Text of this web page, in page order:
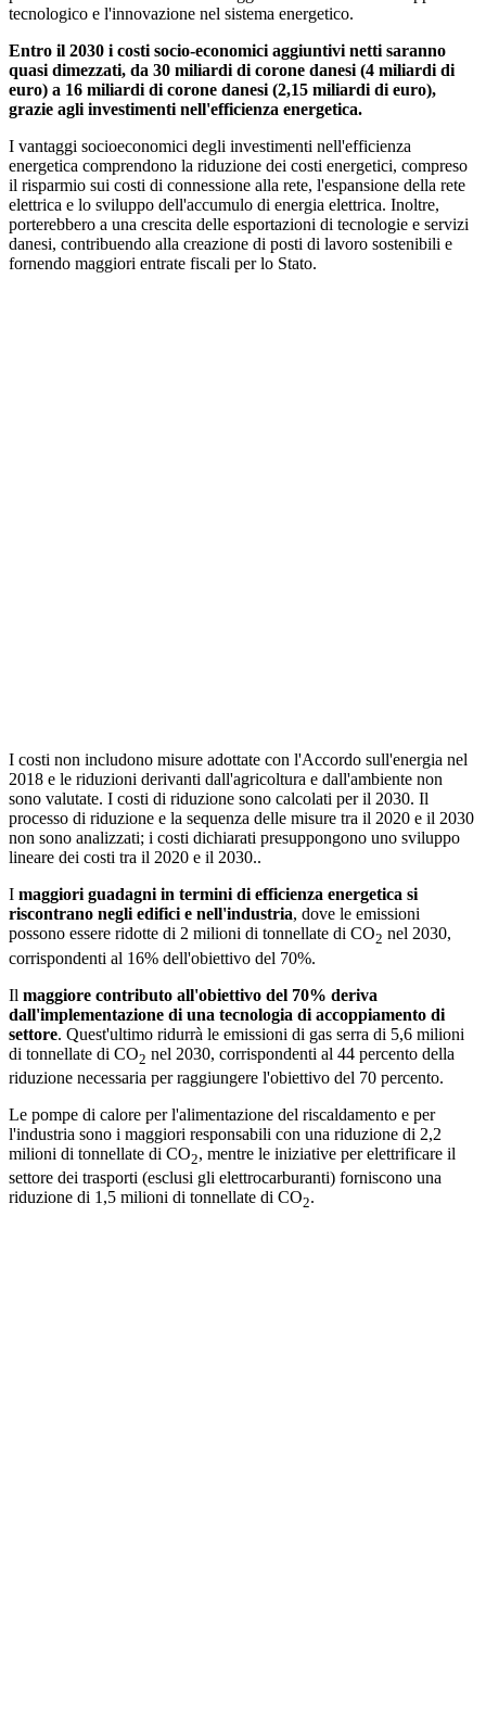
tecnologico e l'innovazione nel sistema energetico.
Entro il 2030 i costi socio-economici aggiuntivi netti saranno
quasi dimezzati, da 30 miliardi di corone danesi (4 miliardi di
euro) a 16 miliardi di corone danesi (2,15 miliardi di euro),
grazie agli investimenti nell'efficienza energetica.
I vantaggi socioeconomici degli investimenti nell'efficienza
energetica comprendono la riduzione dei costi energetici, compreso
il risparmio sui costi di connessione alla rete, l'espansione della rete
elettrica e lo sviluppo dell'accumulo di energia elettrica. Inoltre,
porterebbero a una crescita delle esportazioni di tecnologie e servizi
danesi, contribuendo alla creazione di posti di lavoro sostenibili e
fornendo maggiori entrate fiscali per lo Stato.
I costi non includono misure adottate con l'Accordo sull'energia nel
2018 e le riduzioni derivanti dall'agricoltura e dall'ambiente non
sono valutate. I costi di riduzione sono calcolati per il 2030. Il
processo di riduzione e la sequenza delle misure tra il 2020 e il 2030
non sono analizzati; i costi dichiarati presuppongono uno sviluppo
lineare dei costi tra il 2020 e il 2030..
I maggiori guadagni in termini di efficienza energetica si
riscontrano negli edifici e nell'industria, dove le emissioni
possono essere ridotte di 2 milioni di tonnellate di CO2 nel 2030,
corrispondenti al 16% dell'obiettivo del 70%.
Il maggiore contributo all'obiettivo del 70% deriva
dall'implementazione di una tecnologia di accoppiamento di
settore. Quest'ultimo ridurrà le emissioni di gas serra di 5,6 milioni
di tonnellate di CO2 nel 2030, corrispondenti al 44 percento della
riduzione necessaria per raggiungere l'obiettivo del 70 percento.
Le pompe di calore per l'alimentazione del riscaldamento e per
l'industria sono i maggiori responsabili con una riduzione di 2,2
milioni di tonnellate di CO2, mentre le iniziative per elettrificare il
settore dei trasporti (esclusi gli elettrocarburanti) forniscono una
riduzione di 1,5 milioni di tonnellate di CO2.